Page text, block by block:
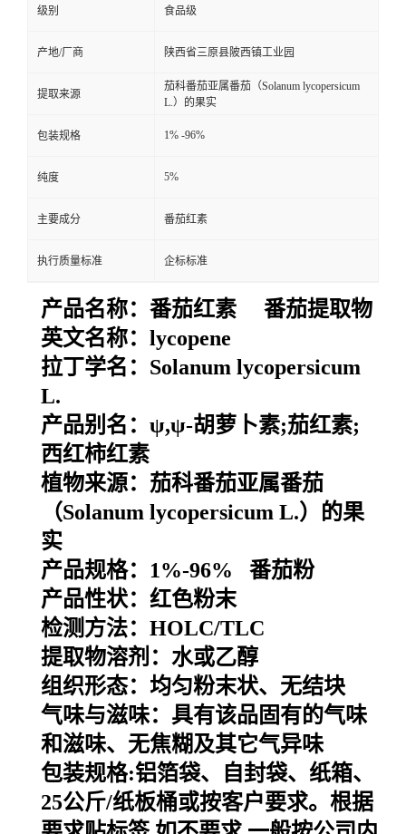
级别 食品级
产地/厂商 陕西省三原县陂西镇工业园
提取来源
茄科番茄亚属番茄（Solanum lycopersicum
L.）的果实
包装规格 1% -96%
纯度 5%
主要成分 番茄红素
执行质量标准 企标标准
产品名称：番茄红素 番茄提取物
英文名称： lycopene
拉丁学名： Solanum lycopersicum
L.
产品别名： ψ,ψ-胡萝卜素;茄红素;
西红柿红素
植物来源： 茄科番茄亚属番茄
（Solanum lycopersicum L.）的果
实
产品规格：1%-96% 番茄粉
产品性状：红色粉末
检测方法：HOLC/TLC
提取物溶剂：水或乙醇
组织形态：均匀粉末状、无结块
气味与滋味：具有该品固有的气味
和滋味、无焦糊及其它气异味
包装规格:铝箔袋、自封袋、纸箱、
25公斤/纸板桶或按客户要求。根据